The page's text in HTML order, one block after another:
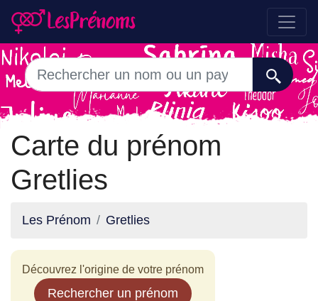
Carte du prénom
Gretlies
Les Prénom Gretlies
Découvrez l'origine de votre prénom
Rechercher un prénom